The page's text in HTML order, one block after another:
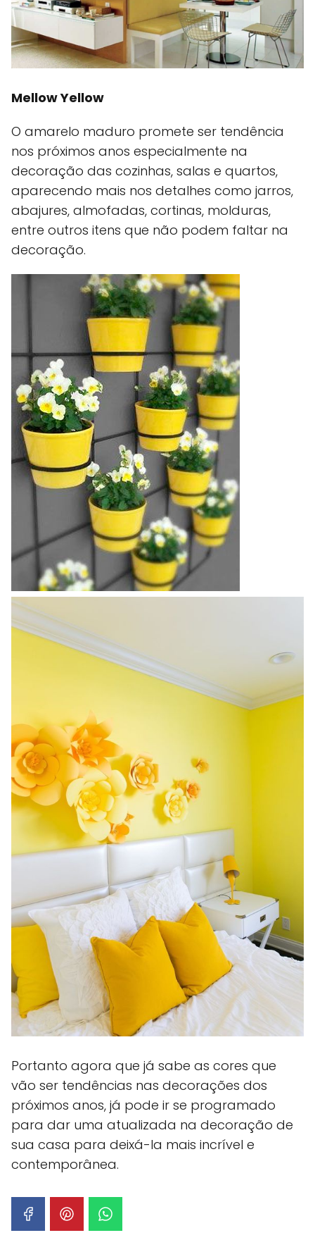
Mellow Yellow
O amarelo maduro promete ser tendência
nos próximos anos especialmente na
decoração das cozinhas, salas e quartos,
aparecendo mais nos detalhes como jarros,
abajures, almofadas, cortinas, molduras,
entre outros itens que não podem faltar na
decoração.
Portanto agora que já sabe as cores que
vão ser tendências nas decorações dos
próximos anos, já pode ir se programado
para dar uma atualizada na decoração de
sua casa para deixá-la mais incrível e
contemporânea.